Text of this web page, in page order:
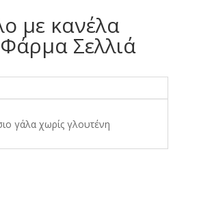
με κανέλα
Σελλιά
γάλα χωρίς γλουτένη